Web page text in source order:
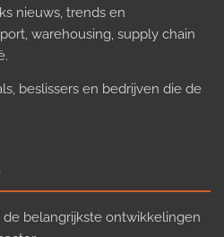
nieuws, trends en
warehousing, supply chain
beslissers en bedrijven die de
belangrijkste ontwikkelingen